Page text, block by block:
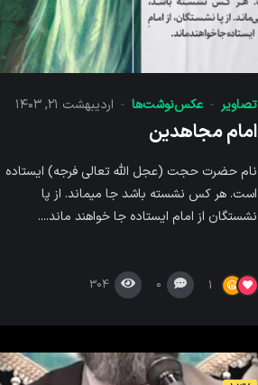
تصاویر عکس‌نوشت‌ها اردیبهشت ۲۱, ۱۴۰۳
امام مجاهدین
نام حضرت حجت (عجل الله تعالی فرجه) ایستاده
است. هر کس نشسته باشد جا میماند. از پا
نشستگان از امام ایستاده جا خواهند ماند....
1
0
304